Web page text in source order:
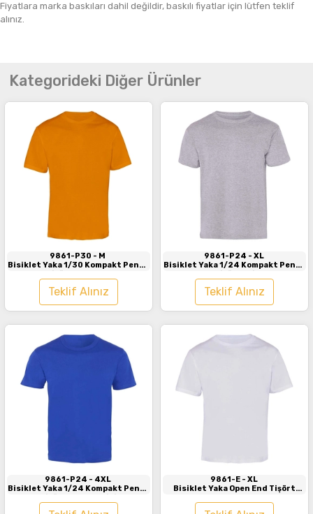
Fiyatlara marka baskıları dahil değildir, baskılı fiyatlar için lütfen teklif
alınız.
Kategorideki Diğer Ürünler
9861-P30 - M
Bisiklet Yaka 1/30 Kompakt Penye
Teklif Alınız
9861-P24 - XL
Bisiklet Yaka 1/24 Kompakt Penye
Teklif Alınız
9861-P24 - 4XL
Bisiklet Yaka 1/24 Kompakt Penye
Tişört Saks Mavisi
9861-E - XL
Bisiklet Yaka Open End Tişört